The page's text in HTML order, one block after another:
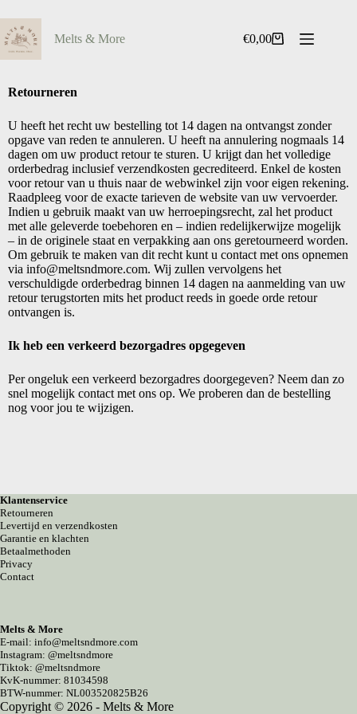
Melts & More €0,00
Retourneren
U heeft het recht uw bestelling tot 14 dagen na ontvangst zonder
opgave van reden te annuleren. U heeft na annulering nogmaals 14
dagen om uw product retour te sturen. U krijgt dan het volledige
orderbedrag inclusief verzendkosten gecrediteerd. Enkel de kosten
voor retour van u thuis naar de webwinkel zijn voor eigen rekening.
Raadpleeg voor de exacte tarieven de website van uw vervoerder.
Indien u gebruik maakt van uw herroepingsrecht, zal het product
met alle geleverde toebehoren en – indien redelijkerwijze mogelijk
– in de originele staat en verpakking aan ons geretourneerd worden.
Om gebruik te maken van dit recht kunt u contact met ons opnemen
via info@meltsndmore.com. Wij zullen vervolgens het
verschuldigde orderbedrag binnen 14 dagen na aanmelding van uw
retour terugstorten mits het product reeds in goede orde retour
ontvangen is.
Ik heb een verkeerd bezorgadres opgegeven
Per ongeluk een verkeerd bezorgadres doorgegeven? Neem dan zo
snel mogelijk contact met ons op. We proberen dan de bestelling
nog voor jou te wijzigen.
Klantenservice
Retourneren
Levertijd en verzendkosten
Garantie en klachten
Betaalmethoden
Privacy
Contact
Melts & More
E-mail: info@meltsndmore.com
Instagram: @meltsndmore
Tiktok: @meltsndmore
KvK-nummer: 81034598
BTW-nummer: NL003520825B26
Copyright © 2026 - Melts & More